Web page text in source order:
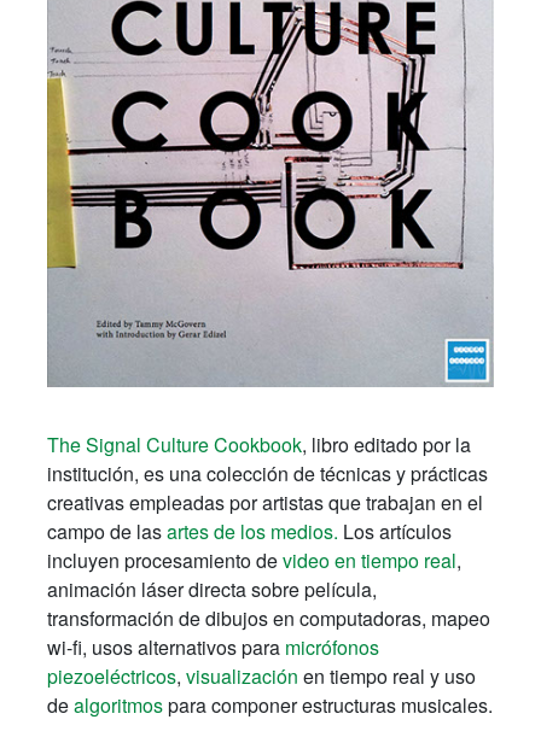
TheSignal Culture Cookbook, libro editado por la
institución, es una colección de técnicas y prácticas
creativas empleadas por artistas que trabajan en el
campo de lasartes de los medios. Los artículos
incluyen procesamiento devideo en tiempo real,
animación láser directa sobre película,
transformación de dibujos en computadoras, mapeo
wi-fi, usos alternativos para micrófonos
piezoeléctricos, visualización en tiempo real y uso
dealgoritmospara componer estructuras musicales.